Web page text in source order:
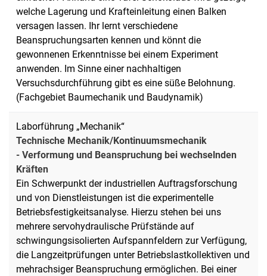
welche Lagerung und Krafteinleitung einen Balken
versagen lassen. Ihr lernt verschiedene
Beanspruchungsarten kennen und könnt die
gewonnenen Erkenntnisse bei einem Experiment
anwenden. Im Sinne einer nachhaltigen
Versuchsdurchführung gibt es eine süße Belohnung.
(Fachgebiet Baumechanik und Baudynamik)
Laborführung „Mechanik“
Technische Mechanik/Kontinuumsmechanik
- Verformung und Beanspruchung bei wechselnden
Kräften
Ein Schwerpunkt der industriellen Auftragsforschung
und von Dienstleistungen ist die experimentelle
Betriebsfestigkeitsanalyse. Hierzu stehen bei uns
mehrere servohydraulische Prüfstände auf
schwingungsisolierten Aufspannfeldern zur Verfügung,
die Langzeitprüfungen unter Betriebslastkollektiven und
mehrachsiger Beanspruchung ermöglichen. Bei einer